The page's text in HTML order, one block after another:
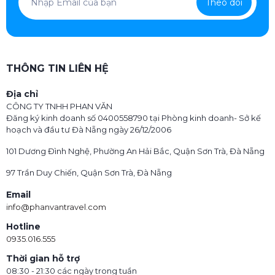
Phòng khách sạn là loại hình lưu trú phổ biến được cung cấp
tại các khách sạn, phục vụ nhu cầu nghỉ ngơi, thư giãn hoặc
lưu trú của khách hàng trong thời gian nhất định. Đây là không
gian riêng tư được thiết kế để đảm bảo sự tiện nghi và thoải
khi là giải trí của khách lưu trú.
THÔNG TIN LIÊN HỆ
Địa chỉ
CÔNG TY TNHH PHAN VĂN
Đăng ký kinh doanh số 0400558790 tại Phòng kinh doanh- Sở kế
hoạch và đầu tư Đà Nẵng ngày 26/12/2006
101 Dương Đình Nghệ, Phường An Hải Bắc, Quận Sơn Trà, Đà Nẵng
97 Trần Duy Chiến, Quận Sơn Trà, Đà Nẵng
Email
info@phanvantravel.com
Hotline
0935.016.555
Thời gian hỗ trợ
08:30 - 21:30 các ngày trong tuần